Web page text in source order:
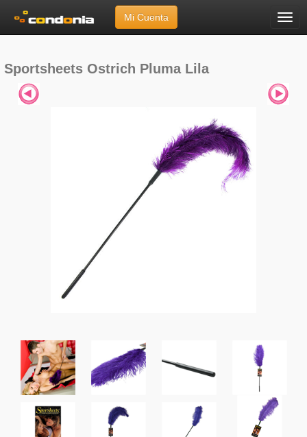
Menú
Mi Cuenta
Sportsheets»Sportsheets Ostrich Pluma Lila
Sportsheets Ostrich Pluma Lila